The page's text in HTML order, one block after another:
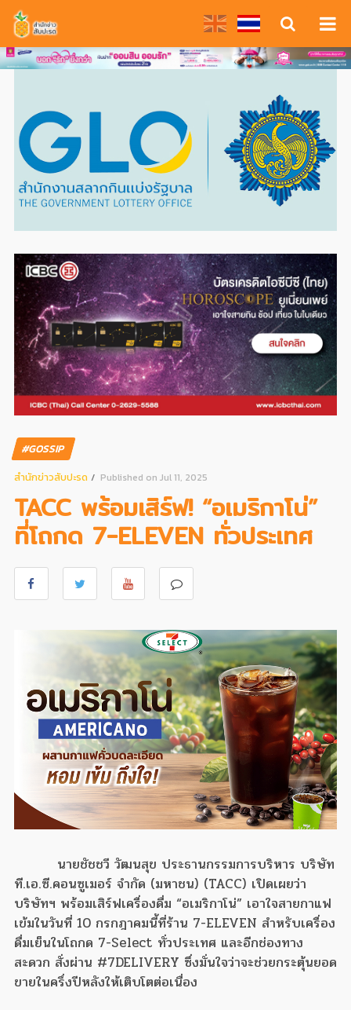
#GOSSIP
สํานักข่าวสับปะรด
Published on Jul 11, 2025
TACC พร้อมเสิร์ฟ! “อเมริกาโน่”
ที่โถกด 7-ELEVEN ทั่วประเทศ
นายชัชชวี วัฒนสุข ประธานกรรมการบริหาร บริษัท
ที.เอ.ซี.คอนซูเมอร์ จำกัด (มหาชน) (TACC) เปิดเผยว่า
บริษัทฯ พร้อมเสิร์ฟเครื่องดื่ม “อเมริกาโน่” เอาใจสายกาแฟ
เข้มในวันที่ 10 กรกฎาคมนี้ที่ร้าน 7-ELEVEN สำหรับเครื่อง
ดื่มเย็นในโถกด 7-Select ทั่วประเทศ และอีกช่องทาง
สะดวก สั่งผ่าน #7DELIVERY ซึ่งมั่นใจว่าจะช่วยกระตุ้นยอด
ขายในครึ่งปีหลังให้เติบโตต่อเนื่อง